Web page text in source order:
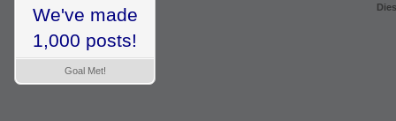
We've made
1,000 posts!
Goal Met!